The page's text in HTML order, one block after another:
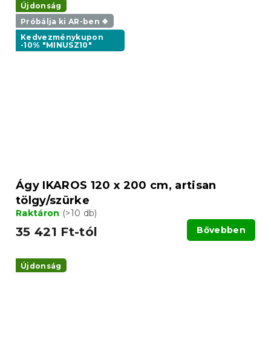
Újdonság
Próbálja ki AR-ben ❖
Kedvezménykupon
-10% "MINUSZ10"
Ágy IKAROS 120 x 200 cm, artisan
tölgy/szürke
Raktáron (>10 db)
35 421 Ft-tól Bővebben
Újdonság